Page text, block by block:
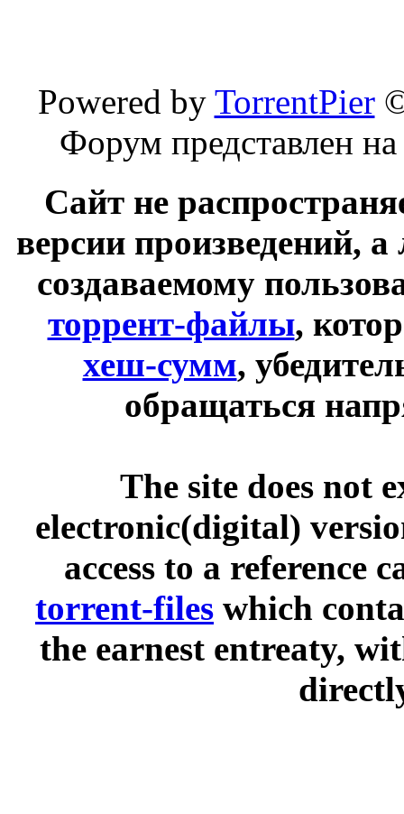
Powered by TorrentPier
Форум представлен
Сайт не
версии произведений,
создаваемому
торрент-файлы,
хеш-сумм,
обращаться
The site does not
electronic(digital)
access to a reference
torrent-files which
the earnest entreaty,